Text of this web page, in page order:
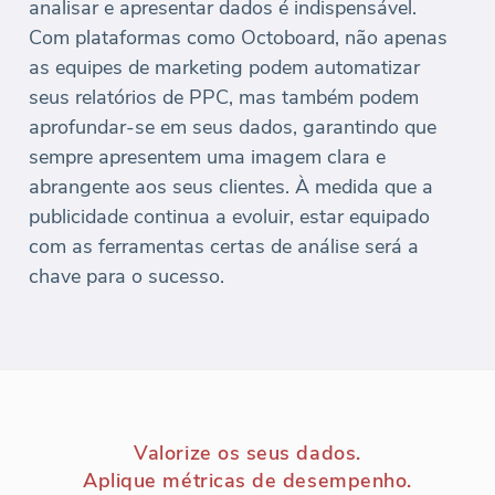
analisar e apresentar dados é indispensável.
Com plataformas como Octoboard, não apenas
as equipes de marketing podem automatizar
seus relatórios de PPC, mas também podem
aprofundar-se em seus dados, garantindo que
sempre apresentem uma imagem clara e
abrangente aos seus clientes. À medida que a
publicidade continua a evoluir, estar equipado
com as ferramentas certas de análise será a
chave para o sucesso.
Valorize os seus dados.
Aplique métricas de desempenho.